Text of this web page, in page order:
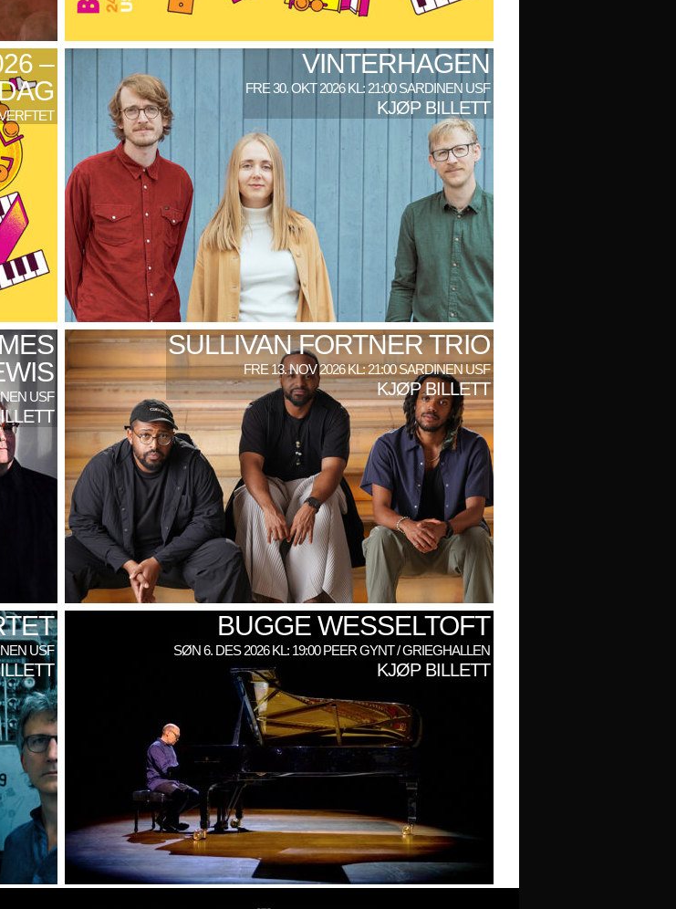
–
VINTERHAGEN
FRE 30. OKT 2026 KL: 21:00 SARDINEN USF
KJØP BILLETT
USF
SULLIVAN FORTNER TRIO
FRE 13. NOV 2026 KL: 21:00 SARDINEN USF
KJØP BILLETT
USF
BUGGE WESSELTOFT
SØN 6. DES 2026 KL: 19:00 PEER GYNT / GRIEGHALLEN
KJØP BILLETT